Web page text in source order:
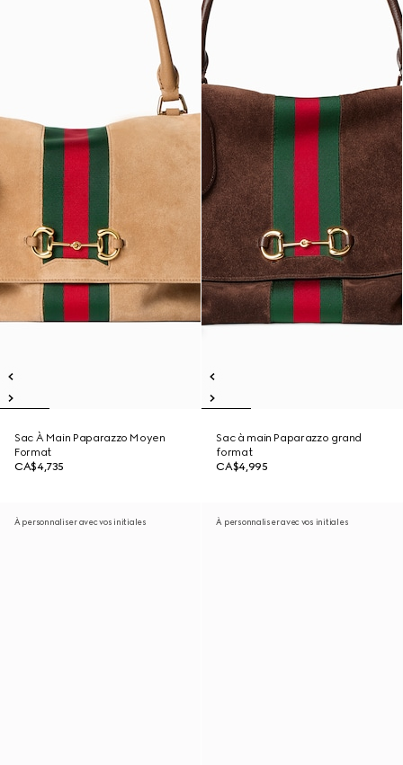
Sac À Main Paparazzo Moyen
Format
CA$4,735
Sac à main Paparazzo grand
format
CA$4,995
À personnaliser avec vos initiales À personnaliser avec vos initiales